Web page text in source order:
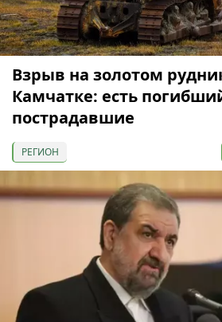
Взрыв на золотом
Камчатке: есть
пострадавшие
РЕГИОН